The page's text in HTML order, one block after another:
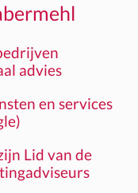
advies
en services
Lid van de